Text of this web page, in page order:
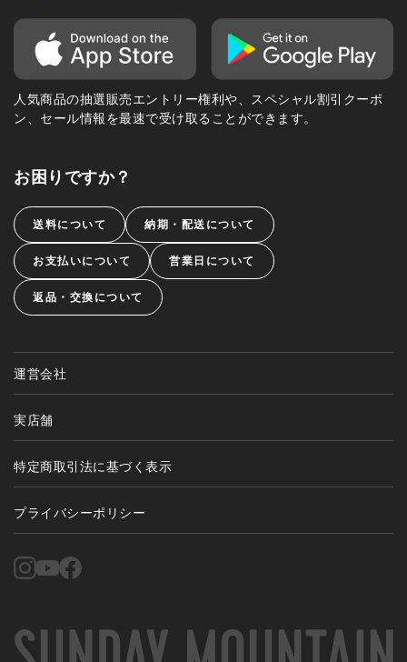
人気商品の抽選販売エントリー権利や、スペシャル割引クーポ
ン、セール情報を最速で受け取ることができます。
お困りですか？
送料について 納期・配送について
お支払いについて 営業日について
返品・交換について
運営会社
実店舗
特定商取引法に基づく表示
プライバシーポリシー